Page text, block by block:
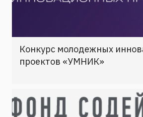
Конкурс молодежных
проектов «УМНИК»